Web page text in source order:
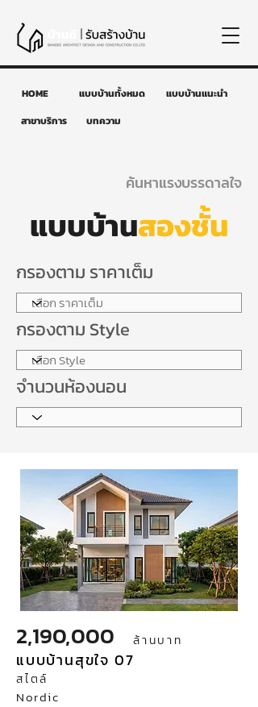
HOME แบบบ้านทั้งหมด
แบบบ้านแนะนำ
สาขาบริการ
บทความ
ค้นหาแรงบรรดาลใจ
แบบบ้านสองชั้น
กรองตาม ราคาเต็ม
กรองตาม Style
จำนวนห้องนอน
2,190,000 ล้านบาท
แบบบ้านสุขใจ 07
สไตล์
Nordic